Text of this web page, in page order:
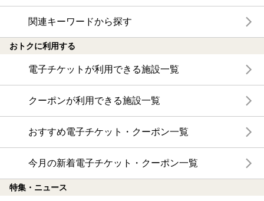
関連キーワードから探す
おトクに利用する
電子チケットが利用できる施設一覧
クーポンが利用できる施設一覧
おすすめ電子チケット・クーポン一覧
今月の新着電子チケット・クーポン一覧
特集・ニュース